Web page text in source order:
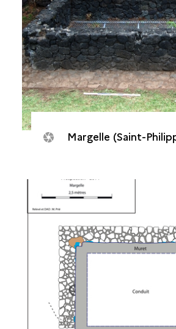
Margelle (Saint-Philippe, Puits des